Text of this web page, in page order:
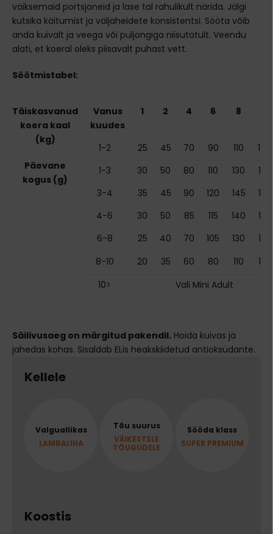
väiksemaid portsjoneid ja lase tal rahulikult närida. Jälgi
kutsika käitumist ja väljaheidete konsistentsi. Sööta võib
anda kuivalt ja veega või puljongiga niisutatult. Veendu
alati, et koeral oleks piisavalt puhast vett.
Söötmistabel:
Täiskasvanud
koera kaal
(kg)
Päevane
kogus (g)
Vanus
kuudes
1 2 4 6 8 10
1-2 25 45 70 90 110
140
1-3
30 50 80 110 130
170
3-4
35 45 90 120 145
175
4-6
30 50 85 115 140
170
6-8
25 40 70 105 130
150
8-10
20 35 60 80 110
120
10>
Vali Mini Adult
Säilivusaeg on märgitud pakendil. Hoida kuivas ja
jahedas kohas. Sisaldab ELis heakskiidetud antioksüdante.
Kellele
Valguallikas
LAMBALIHA
Tõu suurus
VÄIKESTELE
TÕUGUDELE
Sööda klass
SUPER PREMIUM
Koostis